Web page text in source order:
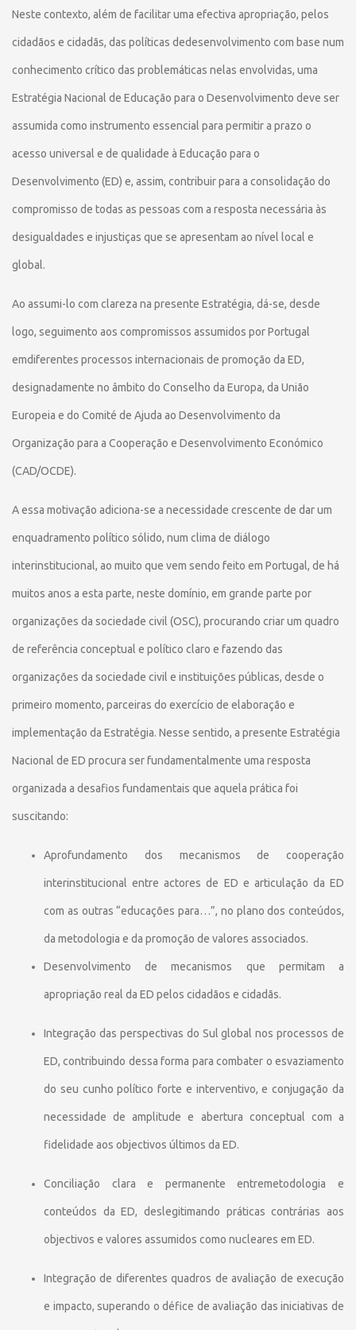
Neste contexto, além de facilitar uma efectiva apropriação, pelos
cidadãos e cidadãs, das políticas dedesenvolvimento com base num
conhecimento crítico das problemáticas nelas envolvidas, uma
Estratégia Nacional de Educação para o Desenvolvimento deve ser
assumida como instrumento essencial para permitir a prazo o
acesso universal e de qualidade à Educação para o
Desenvolvimento (ED) e, assim, contribuir para a consolidação do
compromisso de todas as pessoas com a resposta necessária às
desigualdades e injustiças que se apresentam ao nível local e
global.
Ao assumi-lo com clareza na presente Estratégia, dá-se, desde
logo, seguimento aos compromissos assumidos por Portugal
emdiferentes processos internacionais de promoção da ED,
designadamente no âmbito do Conselho da Europa, da União
Europeia e do Comité de Ajuda ao Desenvolvimento da
Organização para a Cooperação e Desenvolvimento Económico
(CAD/OCDE).
A essa motivação adiciona-se a necessidade crescente de dar um
enquadramento político sólido, num clima de diálogo
interinstitucional, ao muito que vem sendo feito em Portugal, de há
muitos anos a esta parte, neste domínio, em grande parte por
organizações da sociedade civil (OSC), procurando criar um quadro
de referência conceptual e político claro e fazendo das
organizações da sociedade civil e instituições públicas, desde o
primeiro momento, parceiras do exercício de elaboração e
implementação da Estratégia. Nesse sentido, a presente Estratégia
Nacional de ED procura ser fundamentalmente uma resposta
organizada a desafios fundamentais que aquela prática foi
suscitando:
Aprofundamento dos mecanismos de cooperação
interinstitucional entre actores de ED e articulação da ED
com as outras “educações para…”, no plano dos conteúdos,
da metodologia e da promoção de valores associados.
Desenvolvimento de mecanismos que permitam a
apropriação real da ED pelos cidadãos e cidadãs.
Integração das perspectivas do Sul global nos processos de
ED, contribuindo dessa forma para combater o esvaziamento
do seu cunho político forte e interventivo, e conjugação da
necessidade de amplitude e abertura conceptual com a
fidelidade aos objectivos últimos da ED.
Conciliação clara e permanente entremetodologia e
conteúdos da ED, deslegitimando práticas contrárias aos
objectivos e valores assumidos como nucleares em ED.
Integração de diferentes quadros de avaliação de execução
e impacto, superando o défice de avaliação das iniciativas de